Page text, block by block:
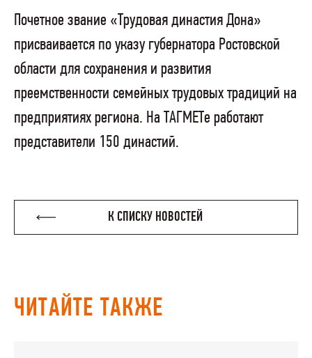
Почетное звание «Трудовая династия Дона»
присваивается по указу губернатора Ростовской
области для сохранения и развития
преемственности семейных трудовых традиций на
предприятиях региона. На ТАГМЕТе работают
представители 150 династий.
К СПИСКУ НОВОСТЕЙ
ЧИТАЙТЕ ТАКЖЕ